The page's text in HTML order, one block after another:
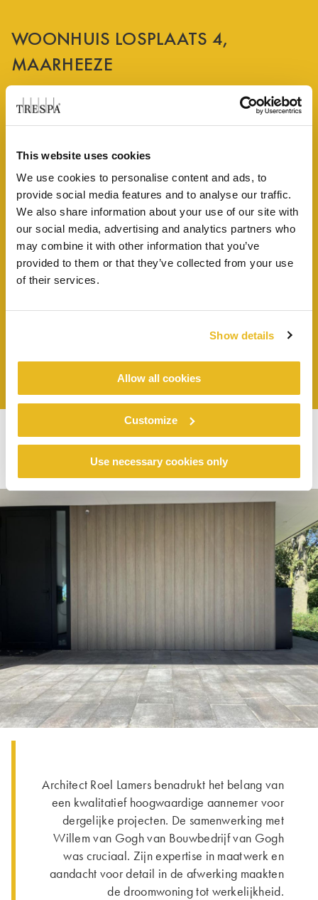
This website uses cookies
We use cookies to personalise content and ads, to
provide social media features and to analyse our traffic.
We also share information about your use of our site with
our social media, advertising and analytics partners who
may combine it with other information that you’ve
provided to them or that they’ve collected from your use
of their services.
Show details
Allow all cookies
Customize
Use necessary cookies only
WOONHUIS LOSPLAATS 4,
MAARHEEZE
Privéwoningen - Maarheeze , Nederland
AGED ASH
PURA® NFC
PU17
FINISHES
MATT
Vraag stalen aan
Architect Roel Lamers benadrukt het belang van
een kwalitatief hoogwaardige aannemer voor
dergelijke projecten. De samenwerking met
Willem van Gogh van Bouwbedrijf van Gogh
was cruciaal. Zijn expertise in maatwerk en
aandacht voor detail in de afwerking maakten
de droomwoning tot werkelijkheid.